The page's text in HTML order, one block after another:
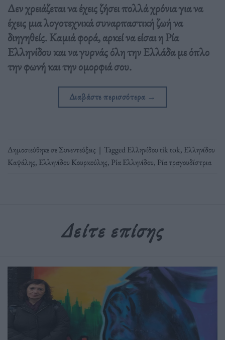
Δεν χρειάζεται να έχεις ζήσει πολλά χρόνια για να
έχεις μια λογοτεχνικά συναρπαστική ζωή να
διηγηθείς. Καμιά φορά, αρκεί να είσαι η Ρία
Ελληνίδου και να γυρνάς όλη την Ελλάδα με όπλο
την φωνή και την ομορφιά σου.
Διαβάστε περισσότερα →
Δημοσιεύθηκε σεΣυνεντεύξεις | TaggedΕλληνίδου tik tok, Ελληνίδου
Καψάλης, Ελληνίδου Κουρκούλης, Ρία Ελληνίδου, Ρία τραγουδίστρια
Δείτε επίσης